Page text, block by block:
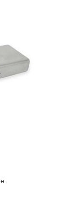
para verla